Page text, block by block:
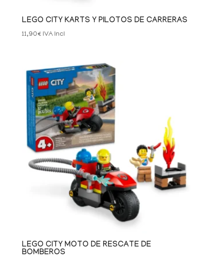
LEGO CITY KARTS Y PILOTOS DE CARRERAS
11,90€ IVA Incl
LEGO CITY MOTO DE RESCATE DE
BOMBEROS